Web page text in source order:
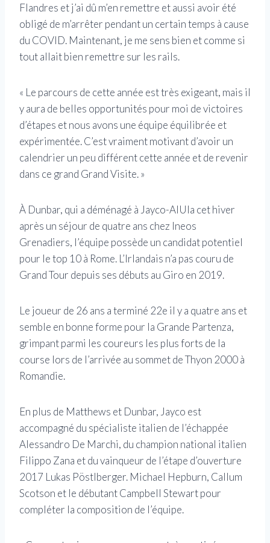
Flandres et j’ai dû m’en remettre et aussi avoir été
obligé de m’arrêter pendant un certain temps à cause
du COVID. Maintenant, je me sens bien et comme si
tout allait bien remettre sur les rails.
« Le parcours de cette année est très exigeant, mais il
y aura de belles opportunités pour moi de victoires
d’étapes et nous avons une équipe équilibrée et
expérimentée. C’est vraiment motivant d’avoir un
calendrier un peu différent cette année et de revenir
dans ce grand Grand Visite. »
À Dunbar, qui a déménagé à Jayco-AlUla cet hiver
après un séjour de quatre ans chez Ineos
Grenadiers, l’équipe possède un candidat potentiel
pour le top 10 à Rome. L’Irlandais n’a pas couru de
Grand Tour depuis ses débuts au Giro en 2019.
Le joueur de 26 ans a terminé 22e il y a quatre ans et
semble en bonne forme pour la Grande Partenza,
grimpant parmi les coureurs les plus forts de la
course lors de l’arrivée au sommet de Thyon 2000 à
Romandie.
En plus de Matthews et Dunbar, Jayco est
accompagné du spécialiste italien de l’échappée
Alessandro De Marchi, du champion national italien
Filippo Zana et du vainqueur de l’étape d’ouverture
2017 Lukas Pöstlberger. Michael Hepburn, Callum
Scotson et le débutant Campbell Stewart pour
compléter la composition de l’équipe.